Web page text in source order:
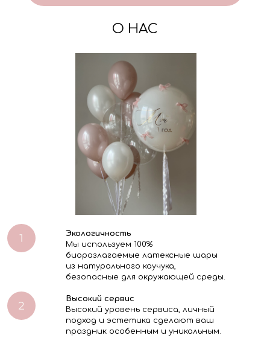
О НАС
Экологичность
Мы используем 100%
биоразлагаемые латексные шары
из натурального каучука,
безопасные для окружающей среды.
Высокий сервис
Высокий уровень сервиса, личный
подход и эстетика сделают ваш
праздник особенным и уникальным.